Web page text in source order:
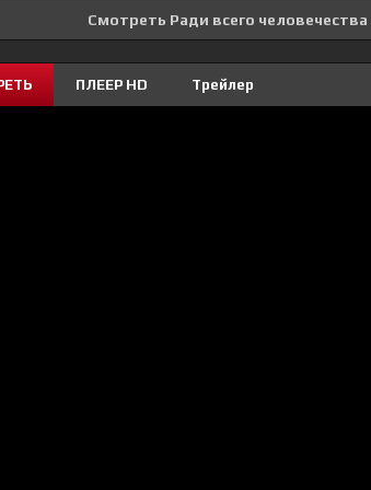
Смотреть Ради всего
ПЛЕЕР HD Трейлер